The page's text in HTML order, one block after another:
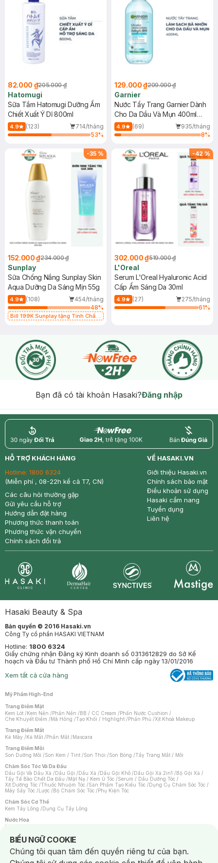
82.000 ₫205.000 ₫
Hatomugi
Sữa Tắm Hatomugi Dưỡng Ẩm
Chiết Xuất Ý Dĩ 800ml
4.9 (123)
714/tháng
53%
129.000 ₫209.000 ₫
Garnier
Nước Tẩy Trang Garnier Dành
Cho Da Dầu Và Mụn 400ml
(Mới)
4.9 (69)
935/tháng
8%
-35 %
152.000 ₫234.000 ₫
Sunplay
Sữa Chống Nắng Sunplay Skin
Aqua Dưỡng Da Sáng Mịn 55g
4.9 (108)
454/tháng
48%
Bill 199K Sunplay tặng Tinh Chất
-42 %
302.000 ₫519.000 ₫
L'Oreal
Serum L'Oreal Hyaluronic Acid
Cấp Ẩm Sáng Da 30ml
4.9 (27)
275/tháng
61%
Bạn đã có tài khoản Hasaki?Đăng nhập
return nowfree price
HỖ TRỢ KHÁCH HÀNG
Hotline: 1800 6324
(Miễn phí , 08-22h kể cả T7, CN)
Các câu hỏi thường gặp
Gửi yêu cầu hỗ trợ
Hướng dẫn đặt hàng
Phương thức thanh toán
Phương thức vận chuyển
Chính sách đổi trả
VỀ HASAKI.VN
Giới thiệu Hasaki.vn
Chính sách bảo mật
Điều khoản sử dụng
Hasaki cẩm nang
Tuyển dụng
Liên hệ
Bản quyền © 2016 Hasaki.vn
Công Ty cổ phần HASAKI VIETNAM
Hotline: 1800 6324
Giấy chứng nhận Đăng ký Kinh doanh số 0313612829 do Sở Kế
hoạch và Đầu tư Thành phố Hồ Chí Minh cấp ngày 13/01/2016
Xem tất cả cửa hàng
Mỹ Phẩm High-End
Trang Điểm Mặt
Kem Lót /Kem Nền /Phấn Nền /BB / CC Cream /Phấn Nước Cushion /
Che Khuyết Điểm /Má Hồng /Tạo Khối / Highlight /Phấn Phủ /Xịt Khoá Makeup
Trang Điểm Mắt
Kẻ Mày /Kẻ Mắt /Phấn Mắt /Mascara
Trang Điểm Môi
Son Dưỡng Môi /Son Kem / Tint /Son Thỏi /Son Bóng /Tẩy Trang Mắt / Môi
Chăm Sóc Tóc Và Da Đầu
Dầu Gội Và Dầu Xả /Dầu Gội /Dầu Xả /Dầu Gội Khô /Dầu Gội Xả 2in1 /Bộ Gội Xả /
Tẩy Tế Bào Chết Da Đầu /Mặt Nạ / Kem Ủ Tóc /Serum / Dầu Dưỡng Tóc /
Xịt Dưỡng Tóc /Thuốc Nhuộm Tóc /Sản Phẩm Tạo Kiểu Tóc /Dụng Cụ Chăm Sóc Tóc /
Máy Sấy Tóc /Lược /Bộ Chăm Sóc Tóc /Phụ Kiện Tóc
Chăm Sóc Cơ Thể
Kem Tẩy Lông /Dụng Cụ Tẩy Lông
Nước Hoa
Nước Hoa Nữ
Chăm Sóc Cá Nhân
Chống Muỗi /Khẩu Trang /Máy Massage/Mặt Nạ Xông Hơi /Nước Rửa Tay/
Sản Phẩm Chăm Sóc Khác /Bàn Chải Đánh Răng /Bàn Chải Điện/
BIỂU NGỮ COOKIE
Notice about cookies usage
Chúng tôi quan tâm đến quyền riêng tư của bạn.